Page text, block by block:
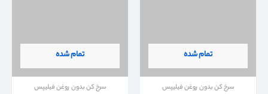
تمام شده
سرخ کن بدون روغن فیلیپس
تمام شده
سرخ کن بدون روغن فیلیپس